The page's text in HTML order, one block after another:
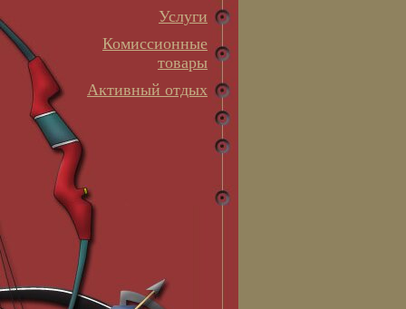
Услуги
Комиссионные
товары
Активный отдых